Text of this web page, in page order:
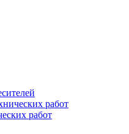
работ
работ